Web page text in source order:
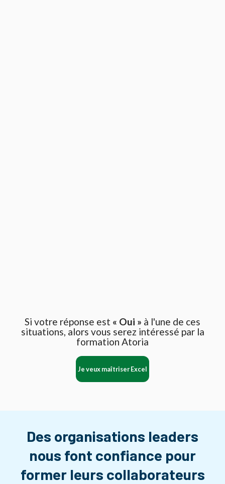
Si votre réponse est « Oui » à l'une de ces
situations, alors vous serez intéressé par la
formation Atoria
Je veux maîtriser Excel
Des organisations leaders
nous font confiance pour
former leurs collaborateurs